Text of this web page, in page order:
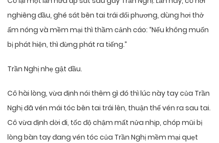
nghiêng đầu, ghé sát bên tai trái đối phương, dùng hơi thở
ấm nóng và mềm mại thì thầm cảnh cáo: “Nếu không muốn
bị phát hiện, thì đừng phát ra tiếng.”
Trần Nghị nhẹ gật đầu.
Cô hài lòng, vừa định nói thêm gì đó thì lúc này tay của Trần
Nghị đã vén mái tóc bên tai trái lên, thuận thế vén ra sau tai.
Cô vừa định dời đi, tốc độ chậm mất nửa nhịp, chóp mũi bị
lòng bàn tay đang vén tóc của Trần Nghị mềm mại quẹt